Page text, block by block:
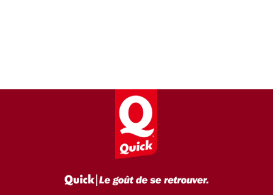
Le programme de fidélité